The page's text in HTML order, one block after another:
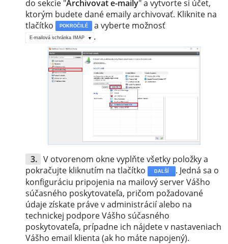
do sekcie "Archivovat e-maily" a vytvorte si účet,
ktorým budete dané emaily archivovať. Kliknite na
tlačítko
POKROČILÉ a vyberte možnosť
E-mailová schránka IMAP .
V otvorenom okne vyplňte všetky položky a
pokračujte kliknutím na tlačítko
DALŠÍ
. Jedná sa o
konfiguráciu pripojenia na mailový server Vášho
súčasného poskytovateľa, pričom požadované
údaje získate práve v administrácií alebo na
technickej podpore Vášho súčasného
poskytovateľa, prípadne ich nájdete v nastaveniach
Vášho email klienta (ak ho máte napojený).